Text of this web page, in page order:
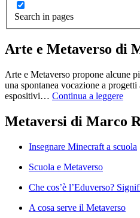
Search in pages
Arte e Metaverso di
Arte e Metaverso propone alcune
una spontanea vocazione a
espositivi… Continua a leggere
Metaversi di Marco
Insegnare Minecraft a scuola
Scuola e Metaverso
Che cos’è l’Eduverso?
A cosa serve il Metaverso